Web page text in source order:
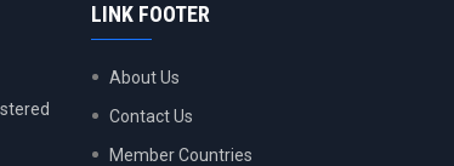
LINK FOOTER
About Us
Contact Us
Member Countries